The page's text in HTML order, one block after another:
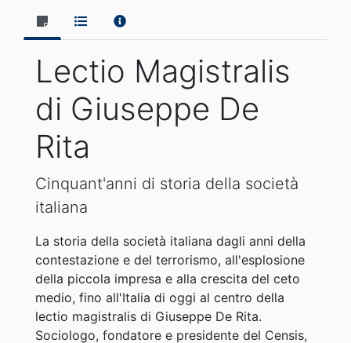
Lectio Magistralis
di Giuseppe De
Rita
Cinquant'anni di storia della società
italiana
La storia della società italiana dagli anni della
contestazione e del terrorismo, all'esplosione
della piccola impresa e alla crescita del ceto
medio, fino all'Italia di oggi al centro della
lectio magistralis di Giuseppe De Rita.
Sociologo, fondatore e presidente del Censis,